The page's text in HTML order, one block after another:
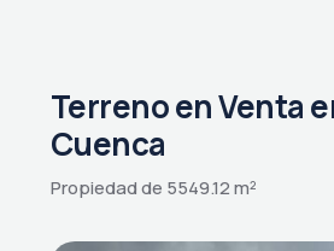
Terreno en Venta
Cuenca
Propiedad de 5549.12 m²